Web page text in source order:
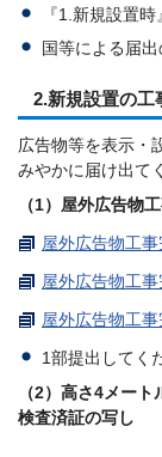
『1.新規設置時
国等による届
2.新規設置の工
広告物等を表示・
みやかに届け出て
（1）屋外広告物
屋外広告物工
屋外広告物工事
屋外広告物工
1部提出してく
（2）高さ4メー
検査済証の写し